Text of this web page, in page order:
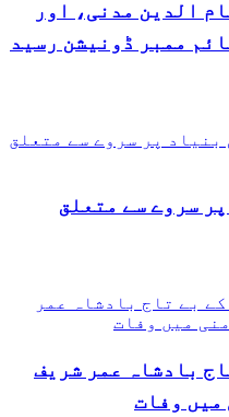
الدین مدنی، اور
ممبر ڈونیشن رسید
سروے سے متعلق
بادشاہ عمر شریف